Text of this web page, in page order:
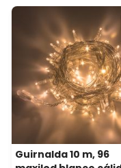
Guirnalda 10 m, 96